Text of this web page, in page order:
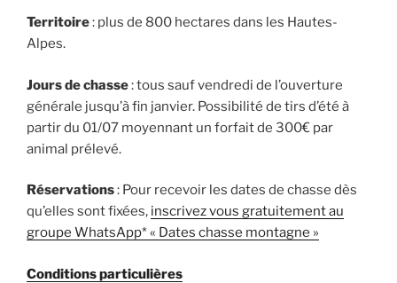
Territoire: plus de 800 hectares dans les Hautes-
Alpes.
Jours de chasse: tous sauf vendredi de l’ouverture
générale jusqu’à fin janvier. Possibilité de tirs d’été à
partir du 01/07 moyennant un forfait de 300€ par
animal prélevé.
Réservations: Pour recevoir les dates de chasse dès
qu’elles sont fixées, inscrivez vous gratuitement au
groupe WhatsApp* « Dates chasse montagne »
Conditions particulières